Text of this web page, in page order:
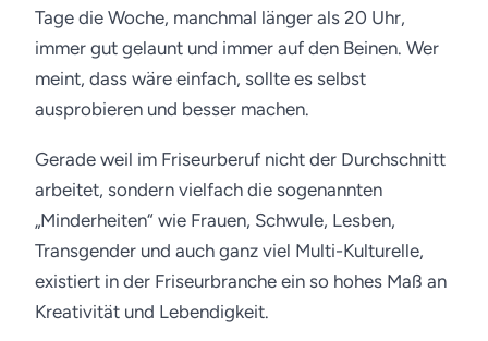
Tage die Woche, manchmal länger als 20 Uhr,
immer gut gelaunt und immer auf den Beinen. Wer
meint, dass wäre einfach, sollte es selbst
ausprobieren und besser machen.
Gerade weil im Friseurberuf nicht der Durchschnitt
arbeitet, sondern vielfach die sogenannten
„Minderheiten“ wie Frauen, Schwule, Lesben,
Transgender und auch ganz viel Multi-Kulturelle,
existiert in der Friseurbranche ein so hohes Maß an
Kreativität und Lebendigkeit.